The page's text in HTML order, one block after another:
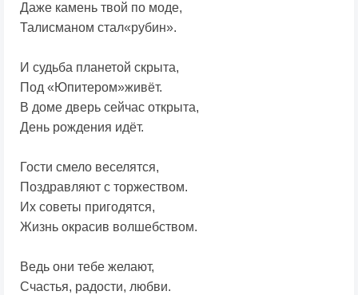
Даже камень твой по моде,
Талисманом стал«рубин».
И судьба планетой скрыта,
Под «Юпитером»живёт.
В доме дверь сейчас открыта,
День рождения идёт.
Гости смело веселятся,
Поздравляют с торжеством.
Их советы пригодятся,
Жизнь окрасив волшебством.
Ведь они тебе желают,
Счастья, радости, любви.